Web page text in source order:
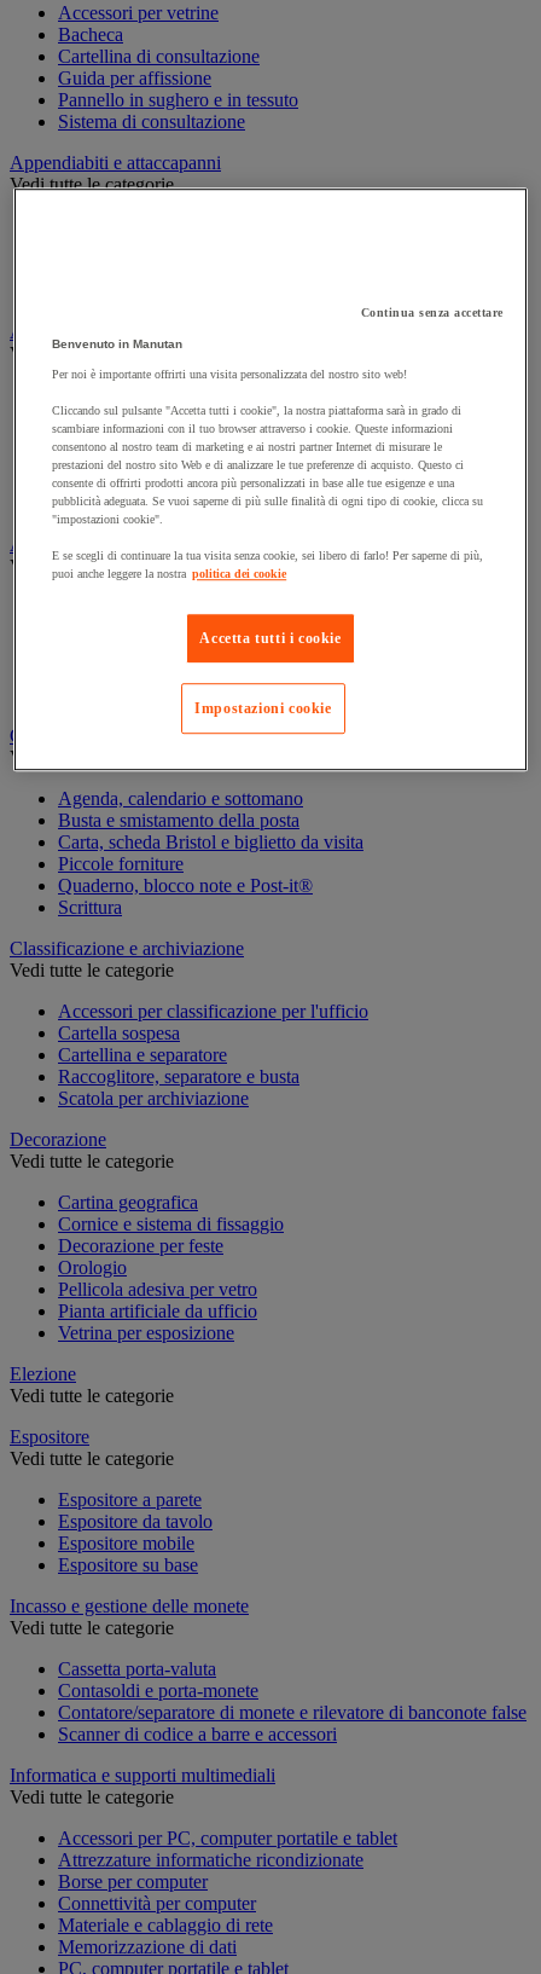
Accessori per vetrine
Bacheca
Cartellina di consultazione
Guida per affissione
Pannello in sughero e in tessuto
Sistema di consultazione
Appendiabiti e attaccapanni
Vedi tutte le categorie
Armadio e archiviazione
Vedi tutte le categorie
Archiviazione per cartelle sospese
Armadio
Armadio per ufficio
Carrello da ufficio
Libreria
Audiovisivi
Vedi tutte le categorie
Connessione audio e video
Cancelleria e forniture per ufficio
Vedi tutte le categorie
Agenda, calendario e sottomano
Busta e smistamento della posta
Carta, scheda Bristol e biglietto da visita
Piccole forniture
Quaderno, blocco note e Post-it®
Scrittura
Classificazione e archiviazione
Vedi tutte le categorie
Accessori per classificazione per l'ufficio
Cartella sospesa
Cartellina e separatore
Raccoglitore, separatore e busta
Scatola per archiviazione
Decorazione
Vedi tutte le categorie
Cartina geografica
Cornice e sistema di fissaggio
Decorazione per feste
Orologio
Pellicola adesiva per vetro
Pianta artificiale da ufficio
Vetrina per esposizione
Elezione
Vedi tutte le categorie
Espositore
Vedi tutte le categorie
Espositore a parete
Espositore da tavolo
Espositore mobile
Espositore su base
Incasso e gestione delle monete
Vedi tutte le categorie
Cassetta porta-valuta
Contasoldi e porta-monete
Contatore/separatore di monete e rilevatore di banconote false
Scanner di codice a barre e accessori
Informatica e supporti multimediali
Vedi tutte le categorie
Accessori per PC, computer portatile e tablet
Attrezzature informatiche ricondizionate
Borse per computer
Connettività per computer
Materiale e cablaggio di rete
Memorizzazione di dati
PC, computer portatile e tablet
Continua senza accettare
Benvenuto in Manutan
Per noi è importante offrirti una visita personalizzata del nostro sito web!
Cliccando sul pulsante "Accetta tutti i cookie", la nostra piattaforma sarà in grado di
scambiare informazioni con il tuo browser attraverso i cookie. Queste informazioni
consentono al nostro team di marketing e ai nostri partner Internet di misurare le
prestazioni del nostro sito Web e di analizzare le tue preferenze di acquisto. Questo ci
consente di offrirti prodotti ancora più personalizzati in base alle tue esigenze e una
pubblicità adeguata. Se vuoi saperne di più sulle finalità di ogni tipo di cookie, clicca su
"impostazioni cookie".
E se scegli di continuare la tua visita senza cookie, sei libero di farlo! Per saperne di più,
puoi anche leggere la nostra politica dei cookie
Accetta tutti i cookie
Impostazioni cookie